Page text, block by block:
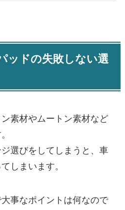
ッドの失敗しない選
素材やムートン素材など
選びをしてしまうと、車
しまいます。
事なポイントは何なので